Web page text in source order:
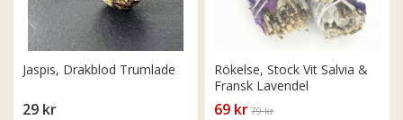
Jaspis, Drakblod Trumlade
29 kr
Rökelse, Stock Vit Salvia &
Fransk Lavendel
69 kr 79 kr